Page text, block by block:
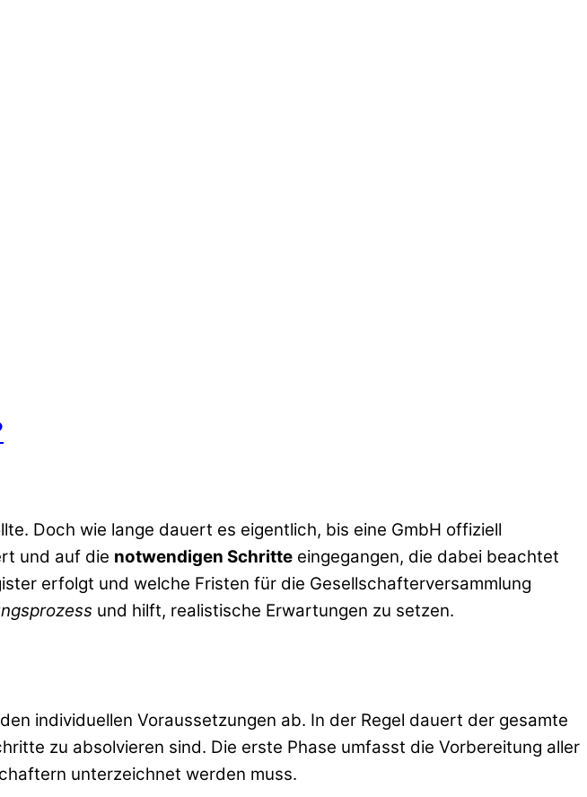
Doch wie lange dauert es eigentlich, bis eine GmbH offiziell
und auf die notwendigen Schritte eingegangen, die dabei beachtet
erfolgt und welche Fristen für die Gesellschafterversammlung
und hilft, realistische Erwartungen zu setzen.
individuellen Voraussetzungen ab. In der Regel dauert der gesamte
zu absolvieren sind. Die erste Phase umfasst die Vorbereitung aller
unterzeichnet werden muss.